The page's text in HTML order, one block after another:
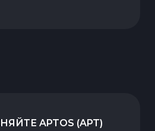
APTOS (APT)